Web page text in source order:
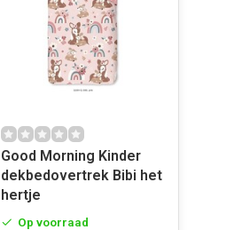
Good Morning Kinder
dekbedovertrek Bibi het
hertje
Op voorraad